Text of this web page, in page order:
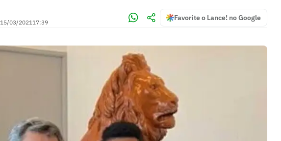
15/03/202117:39
Favorite o Lance! no Google